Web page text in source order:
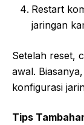
Restart
jaringan
Setelah reset,
awal.
konfigurasi
Tips